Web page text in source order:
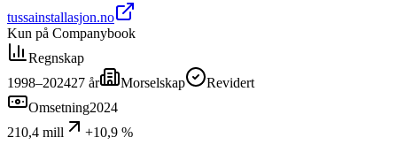
tussainstallasjon.no
Kun på Companybook
Regnskap
1998–202427 år Morselskap
Revidert
Omsetning2024
210,4 mill
+10,9 %